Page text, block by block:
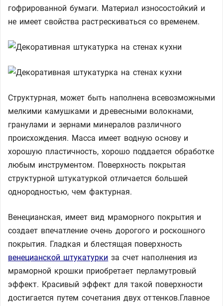
гофрированной бумаги. Материал износостойкий и
не имеет свойства растрескиваться со временем.
Структурная, может быть наполнена всевозможными
мелкими камушками и древесными волокнами,
гранулами и зернами минералов различного
происхождения. Масса имеет водную основу и
хорошую пластичность, хорошо поддается обработке
любым инструментом. Поверхность покрытая
структурной штукатуркой отличается большей
однородностью, чем фактурная.
Венецианская, имеет вид мраморного покрытия и
создает впечатление очень дорогого и роскошного
покрытия. Гладкая и блестящая поверхность
венецианской штукатурки за счет наполнения из
мраморной крошки приобретает перламутровый
эффект. Красивый эффект для такой поверхности
достигается путем сочетания двух оттенков.Главное